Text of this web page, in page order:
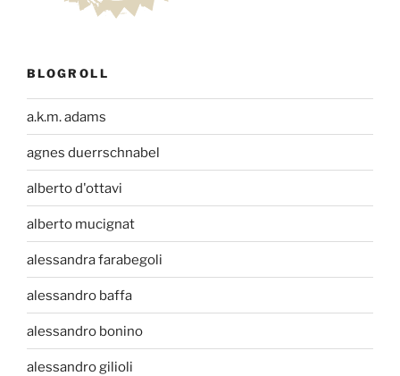
BLOGROLL
a.k.m. adams
agnes duerrschnabel
alberto d'ottavi
alberto mucignat
alessandra farabegoli
alessandro baffa
alessandro bonino
alessandro gilioli